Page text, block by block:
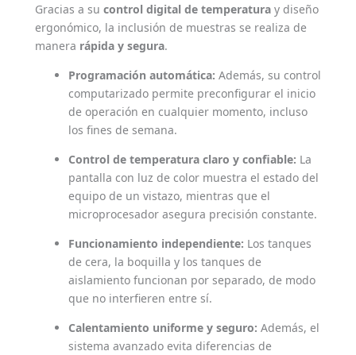
Gracias a su control digital de temperatura y diseño
ergonómico, la inclusión de muestras se realiza de
manera rápida y segura.
Programación automática: Además, su control
computarizado permite preconfigurar el inicio
de operación en cualquier momento, incluso
los fines de semana.
Control de temperatura claro y confiable: La
pantalla con luz de color muestra el estado del
equipo de un vistazo, mientras que el
microprocesador asegura precisión constante.
Funcionamiento independiente: Los tanques
de cera, la boquilla y los tanques de
aislamiento funcionan por separado, de modo
que no interfieren entre sí.
Calentamiento uniforme y seguro: Además, el
sistema avanzado evita diferencias de